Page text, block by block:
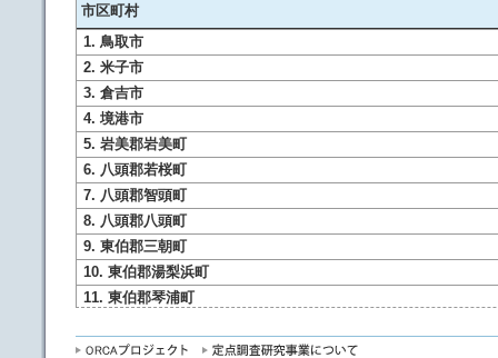
市区町村
1. 鳥取市
2. 米子市
3. 倉吉市
4. 境港市
5. 岩美郡岩美町
6. 八頭郡若桜町
7. 八頭郡智頭町
8. 八頭郡八頭町
9. 東伯郡三朝町
10. 東伯郡湯梨浜町
11. 東伯郡琴浦町
13. 西伯郡日吉津村